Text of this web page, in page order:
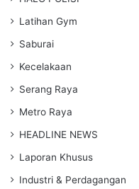
Latihan Gym
Saburai
Kecelakaan
Serang Raya
Metro Raya
HEADLINE NEWS
Laporan Khusus
Industri & Perdagangan